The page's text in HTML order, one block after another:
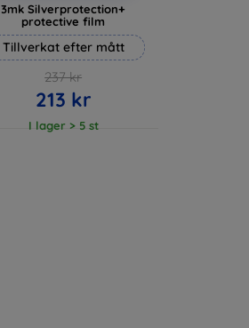
3mk Silverprotection+
protective film
Tillverkat efter mått
237 kr
213 kr
I lager > 5 st